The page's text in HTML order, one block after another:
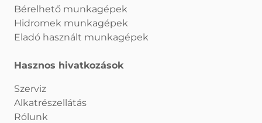
Bérelhető munkagépek
Hidromek munkagépek
Eladó használt munkagépek
Hasznos hivatkozások
Szerviz
Alkatrészellátás
Rólunk